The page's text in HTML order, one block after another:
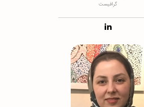
گرافیست